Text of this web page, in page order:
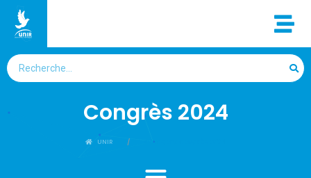
Congrès 2024
UNIR Category: Congrès 2024